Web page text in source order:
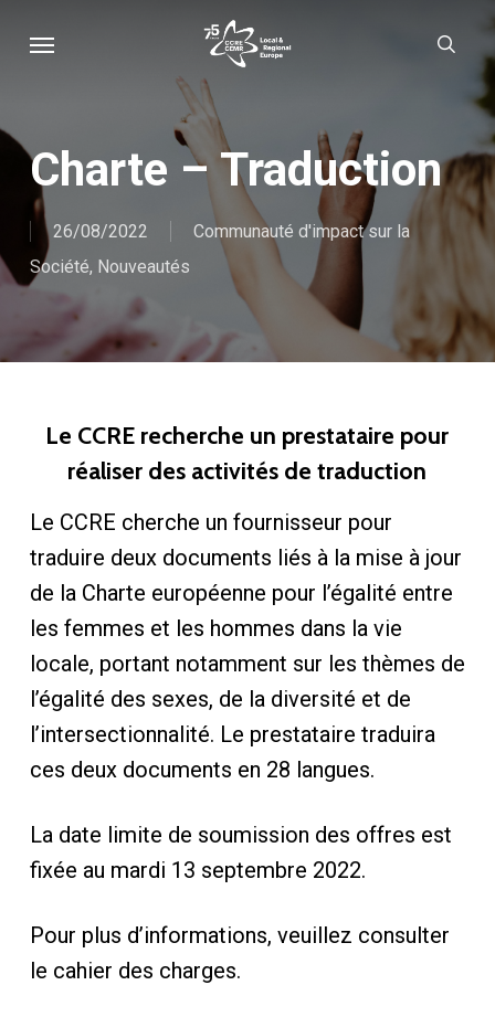
Charte – Traduction
26/08/2022
Communauté d'impact sur la
Société, Nouveautés
Le CCRE recherche un prestataire pour
réaliser des activités de traduction
Le CCRE cherche un fournisseur pour
traduire deux documents liés à la mise à jour
de la Charte européenne pour l’égalité entre
les femmes et les hommes dans la vie
locale, portant notamment sur les thèmes de
l’égalité des sexes, de la diversité et de
l’intersectionnalité. Le prestataire traduira
ces deux documents en 28 langues.
La date limite de soumission des offres est
fixée au mardi 13 septembre 2022.
Pour plus d’informations, veuillez consulter
le cahier des charges.